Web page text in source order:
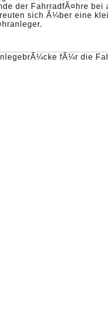
der FahrradfÃ¤hre
sich Ã¼ber eine